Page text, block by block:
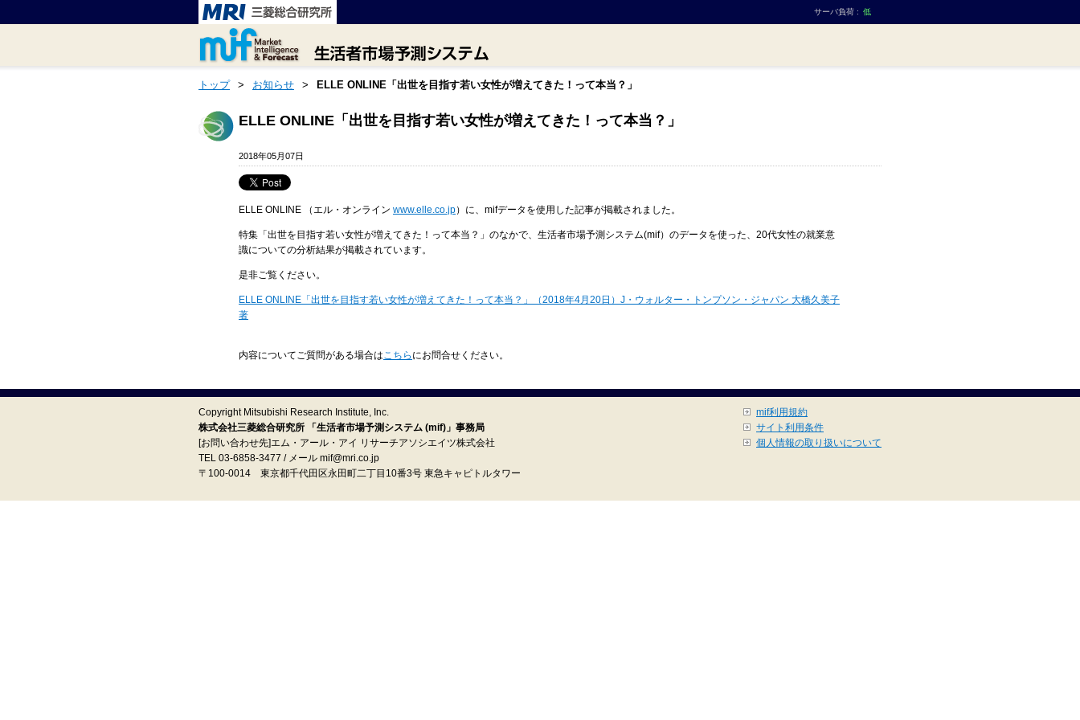
サーバ負荷 : 低
トップ > お知らせ > ELLE ONLINE「出世を目指す若い女性が増えてきた！って本当？」
ELLE ONLINE「出世を目指す若い女性が増えてきた！って本当？」
2018年05月07日
ELLE ONLINE （エル・オンライン www.elle.co.jp）に、mifデータを使用した記事が掲載されました。
特集「出世を目指す若い女性が増えてきた！って本当？」のなかで、生活者市場予測システム(mif）のデータを使った、20代女性の就業意
識についての分析結果が掲載されています。
是非ご覧ください。
ELLE ONLINE「出世を目指す若い女性が増えてきた！って本当？」
（2018年4月20日）J・ウォルター・トンプソン・ジャパン 大橋久美子
著
内容についてご質問がある場合はこちら にお問合せください。
Copyright Mitsubishi Research Institute, Inc.
株式会社三菱総合研究所 「生活者市場予測システム (mif)」事務局
[お問い合わせ先]エム・アール・アイ リサーチアソシエイツ株式会社
TEL 03-6858-3477 / メール mif@mri.co.jp
〒100‐0014 東京都千代田区永田町二丁目10番3号 東急キャピトルタワー
mif利用規約
サイト利用条件
個人情報の取り扱いについて